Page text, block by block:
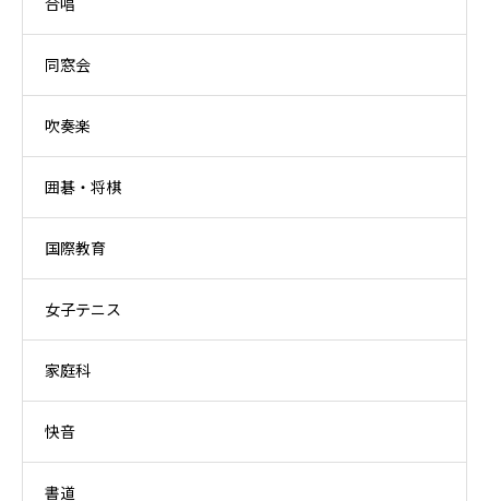
同窓会
吹奏楽
囲碁・将棋
国際教育
女子テニス
家庭科
快音
書道